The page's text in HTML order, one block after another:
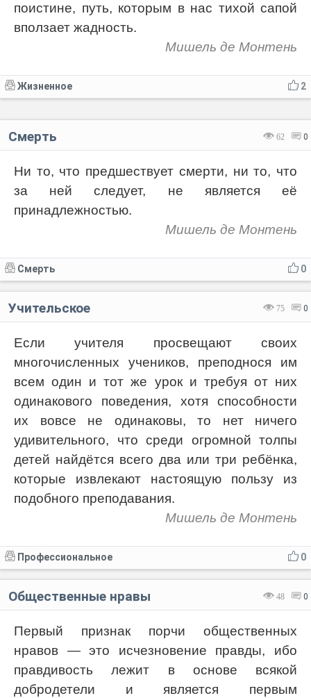
поистине, путь, которым в нас тихой сапой
вползает жадность.
Мишель де Монтень
2
Жизненное
62 0
Смерть
Ни то, что предшествует смерти, ни то, что
за ней следует, не является её
принадлежностью.
Мишель де Монтень
0
Смерть
75 0
Учительское
Если учителя просвещают своих
многочисленных учеников, преподнося им
всем один и тот же урок и требуя от них
одинакового поведения, хотя способности
их вовсе не одинаковы, то нет ничего
удивительного, что среди огромной толпы
детей найдётся всего два или три ребёнка,
которые извлекают настоящую пользу из
подобного преподавания.
Мишель де Монтень
0
Профессиональное
48 0
Общественные нравы
Первый признак порчи общественных
нравов — это исчезновение правды, ибо
правдивость лежит в основе всякой
добродетели и является первым